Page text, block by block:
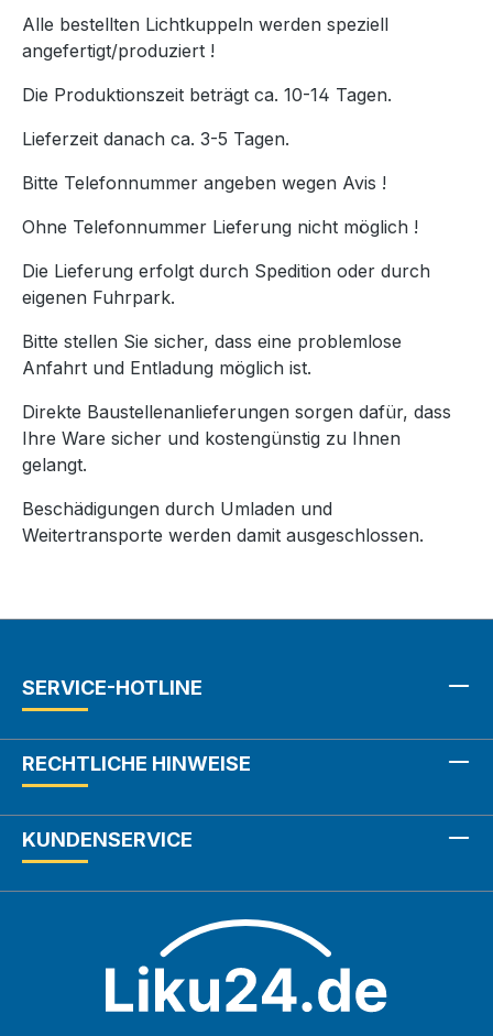
Alle bestellten Lichtkuppeln werden speziell
angefertigt/produziert !
Die Produktionszeit beträgt ca. 10-14 Tagen.
Lieferzeit danach ca. 3-5 Tagen.
Bitte Telefonnummer angeben wegen Avis !
Ohne Telefonnummer Lieferung nicht möglich !
Die Lieferung erfolgt durch Spedition oder durch
eigenen Fuhrpark.
Bitte stellen Sie sicher, dass eine problemlose
Anfahrt und Entladung möglich ist.
Direkte Baustellenanlieferungen sorgen dafür, dass
Ihre Ware sicher und kostengünstig zu Ihnen
gelangt.
Beschädigungen durch Umladen und
Weitertransporte werden damit ausgeschlossen.
SERVICE-HOTLINE
RECHTLICHE HINWEISE
KUNDENSERVICE